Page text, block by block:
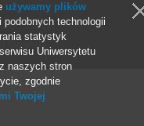
Gdański
używamy plików
i podobnych technologii
statystyk
Uniwersytetu
naszych stron
zgodnie
Twojej